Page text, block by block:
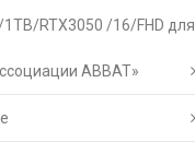
RTX3050 /16/FHD для
АВВАТ»